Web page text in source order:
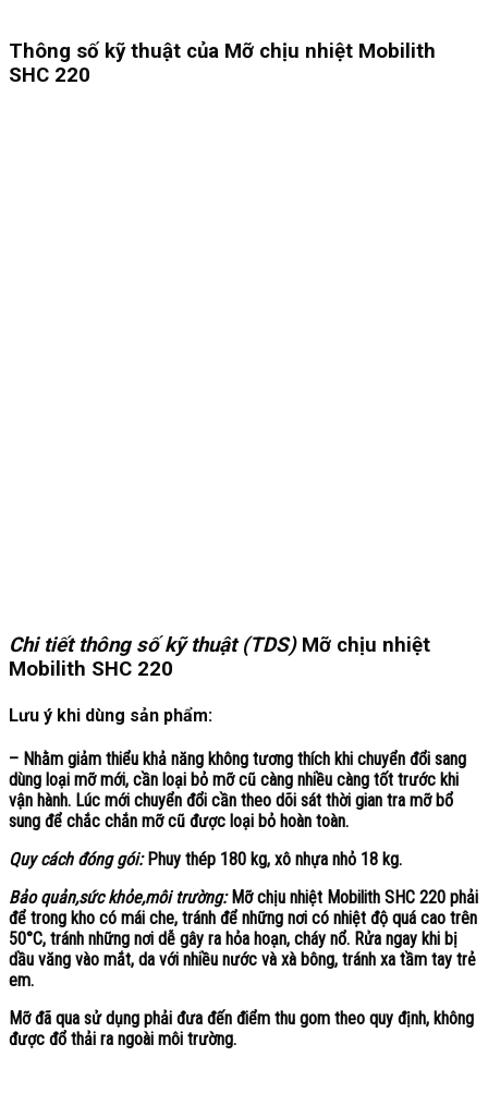
Thông số kỹ thuật của Mỡ chịu nhiệt Mobilith
SHC 220
Chi tiết thông số kỹ thuật (TDS) Mỡ chịu nhiệt
Mobilith SHC 220
Lưu ý khi dùng sản phẩm:
– Nhằm giảm thiểu khả năng không tương thích khi chuyển đổi sang
dùng loại mỡ mới, cần loại bỏ mỡ cũ càng nhiều càng tốt trước khi
vận hành. Lúc mới chuyển đổi cần theo dõi sát thời gian tra mỡ bổ
sung để chắc chắn mỡ cũ được loại bỏ hoàn toàn.
Quy cách đóng gói:Phuy thép 180 kg, xô nhựa nhỏ 18 kg.
Bảo quản,sức khỏe,môi trường:Mỡ chịu nhiệt Mobilith SHC 220 phải
để trong kho có mái che, tránh để những nơi có nhiệt độ quá cao trên
50°C, tránh những nơi dễ gây ra hỏa hoạn, cháy nổ. Rửa ngay khi bị
dầu văng vào mắt, da với nhiều nước và xà bông, tránh xa tầm tay trẻ
em.
Mỡ đã qua sử dụng phải đưa đến điểm thu gom theo quy định, không
được đổ thải ra ngoài môi trường.